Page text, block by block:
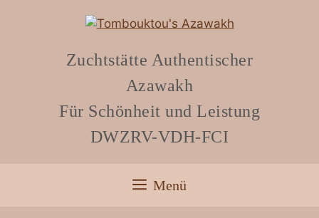
Zuchtstätte Authentischer
Azawakh
Für Schönheit und Leistung
DWZRV-VDH-FCI
Menü